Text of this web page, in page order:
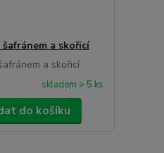
a skořicí
a skořicí
skladem > 5 ks
do košíku